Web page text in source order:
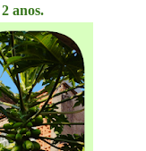
anos.